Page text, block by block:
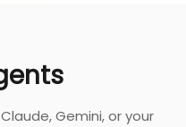
Gemini, or your